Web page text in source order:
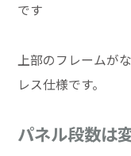
です
上部のフレームが
レス仕様です。
パネル段数は